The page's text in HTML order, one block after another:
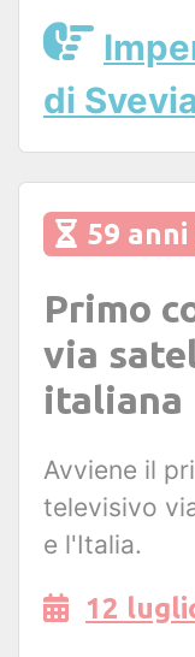
di
59 anni
Primo
via
italiana
Avviene il
televisivo
e l'Italia.
12